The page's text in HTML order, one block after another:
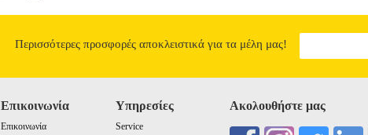
Περισσότερες προσφορές αποκλειστικά για τα μέλη μας!
Επικοινωνία
Επικοινωνία
Υπηρεσίες
Service
Ακολουθήστε μας